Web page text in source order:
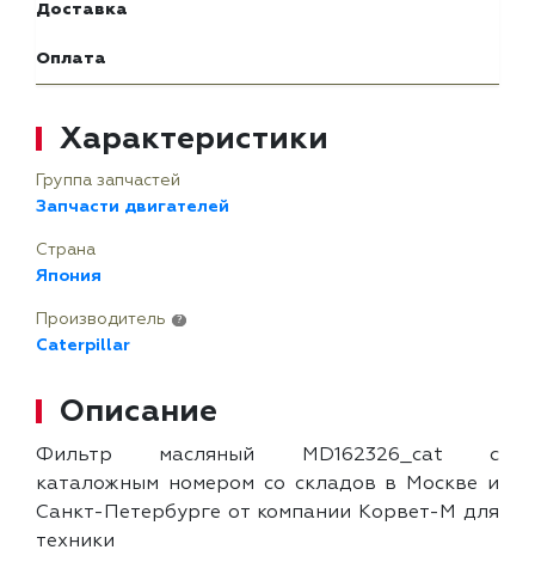
Доставка
Оплата
Характеристики
Группа запчастей
Запчасти двигателей
Страна
Япония
Производитель ?
Caterpillar
Описание
Фильтр масляный MD162326_cat с
каталожным номером со складов в Москве и
Санкт-Петербурге от компании Корвет-М для
техники